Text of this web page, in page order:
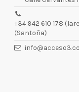
+34 942 610 178
(Santoña)